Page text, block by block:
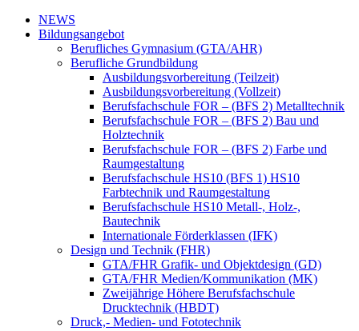
NEWS
Bildungsangebot
Berufliches Gymnasium (GTA/AHR)
Berufliche Grundbildung
Ausbildungsvorbereitung (Teilzeit)
Ausbildungsvorbereitung (Vollzeit)
Berufsfachschule FOR – (BFS 2) Metalltechnik
Berufsfachschule FOR – (BFS 2) Bau und
Holztechnik
Berufsfachschule FOR – (BFS 2) Farbe und
Raumgestaltung
Berufsfachschule HS10 (BFS 1) HS10
Farbtechnik und Raumgestaltung
Berufsfachschule HS10 Metall-, Holz-,
Bautechnik
Internationale Förderklassen (IFK)
Design und Technik (FHR)
GTA/FHR Grafik- und Objektdesign (GD)
GTA/FHR Medien/Kommunikation (MK)
Zweijährige Höhere Berufsfachschule
Drucktechnik (HBDT)
Druck,- Medien- und Fototechnik